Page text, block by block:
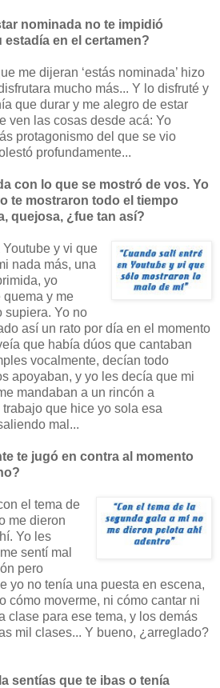
nominada no te impidió
en el certamen?
me dijeran ‘estás nominada’ hizo
mucho más... Y lo disfruté y
que durar y me alegro de estar
ven las cosas desde acá: Yo
protagonismo del que se vio
profundamente...
con lo que se mostró de vos. Yo
te mostraron todo el tiempo
quejosa, ¿fue tan así?
y vi que
nada más, una
yo
quema y me
supiera. Yo no
así un rato por día en el momento
que había dúos que cantaban
vocalmente, decían todo
apoyaban, y yo les decía que mi
mandaban a un rincón a
que hice yo sola esa
mal...
te jugó en contra al momento
el tema de
me dieron
Yo les
sentí mal
pero
yo no tenía una puesta en escena,
cómo moverme, ni cómo cantar ni
clase para ese tema, y los demás
mil clases... Y bueno, ¿arreglado?
sentías que te ibas o tenía